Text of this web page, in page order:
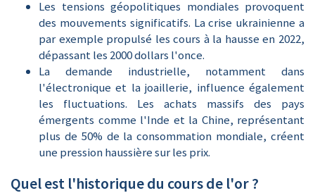
Les tensions géopolitiques mondiales provoquent
des mouvements significatifs. La crise ukrainienne a
par exemple propulsé les cours à la hausse en 2022,
dépassant les 2000 dollars l'once.
La demande industrielle, notamment dans
l'électronique et la joaillerie, influence également
les fluctuations. Les achats massifs des pays
émergents comme l'Inde et la Chine, représentant
plus de 50% de la consommation mondiale, créent
une pression haussière sur les prix.
Quel est l'historique du cours de l'or ?